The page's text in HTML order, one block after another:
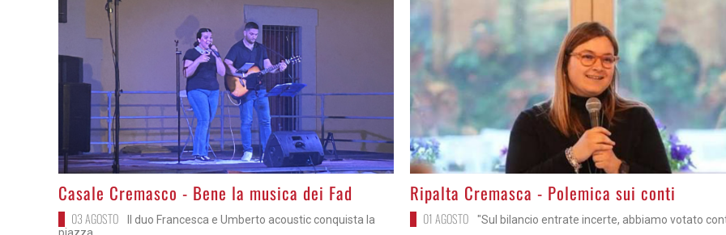
>
Casale Cremasco - Bene la musica dei Fad
03 AGOSTO
Il duo Francesca e Umberto acoustic conquista la
>
Ripalta Cremasca - Polemica sui conti
01 AGOSTO "Sul bilancio entrate incerte, abbiamo votato